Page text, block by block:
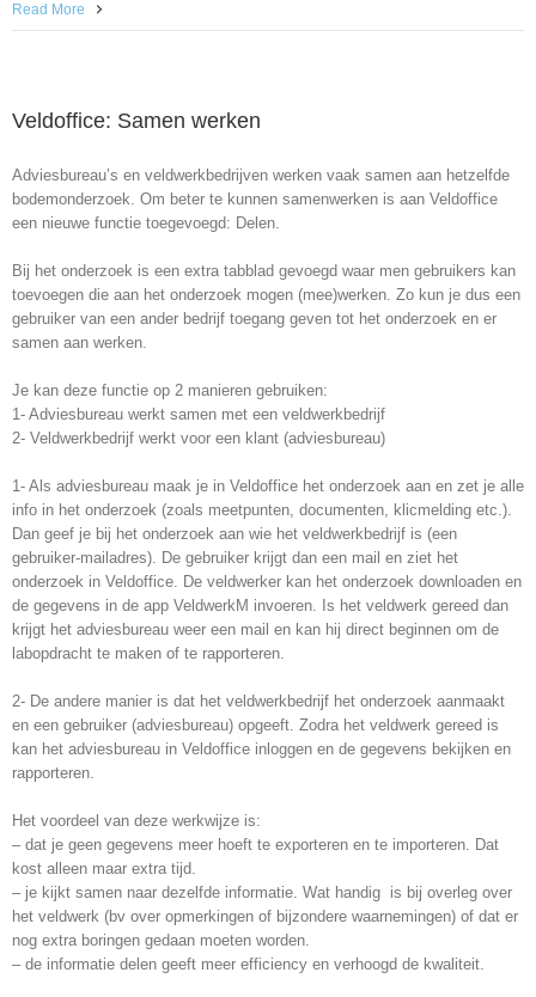
Read More
Veldoffice: Samen werken
Adviesbureau’s en veldwerkbedrijven werken vaak samen aan hetzelfde
bodemonderzoek. Om beter te kunnen samenwerken is aan Veldoffice
een nieuwe functie toegevoegd: Delen.
Bij het onderzoek is een extra tabblad gevoegd waar men gebruikers kan
toevoegen die aan het onderzoek mogen (mee)werken. Zo kun je dus een
gebruiker van een ander bedrijf toegang geven tot het onderzoek en er
samen aan werken.
Je kan deze functie op 2 manieren gebruiken:
1- Adviesbureau werkt samen met een veldwerkbedrijf
2- Veldwerkbedrijf werkt voor een klant (adviesbureau)
1- Als adviesbureau maak je in Veldoffice het onderzoek aan en zet je alle
info in het onderzoek (zoals meetpunten, documenten, klicmelding etc.).
Dan geef je bij het onderzoek aan wie het veldwerkbedrijf is (een
gebruiker-mailadres). De gebruiker krijgt dan een mail en ziet het
onderzoek in Veldoffice. De veldwerker kan het onderzoek downloaden en
de gegevens in de app VeldwerkM invoeren. Is het veldwerk gereed dan
krijgt het adviesbureau weer een mail en kan hij direct beginnen om de
labopdracht te maken of te rapporteren.
2- De andere manier is dat het veldwerkbedrijf het onderzoek aanmaakt
en een gebruiker (adviesbureau) opgeeft. Zodra het veldwerk gereed is
kan het adviesbureau in Veldoffice inloggen en de gegevens bekijken en
rapporteren.
Het voordeel van deze werkwijze is:
– dat je geen gegevens meer hoeft te exporteren en te importeren. Dat
kost alleen maar extra tijd.
– je kijkt samen naar dezelfde informatie. Wat handig is bij overleg over
het veldwerk (bv over opmerkingen of bijzondere waarnemingen) of dat er
nog extra boringen gedaan moeten worden.
– de informatie delen geeft meer efficiency en verhoogd de kwaliteit.